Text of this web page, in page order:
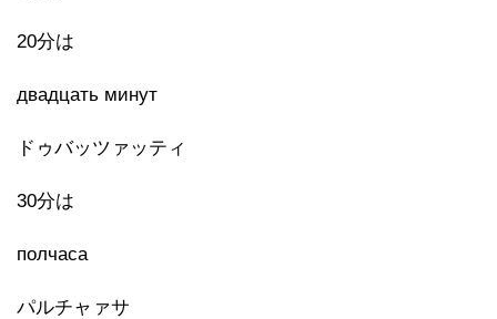
20分は
двадцать минут
ドゥバッツァッティ
30分は
полчаса
パルチャァサ